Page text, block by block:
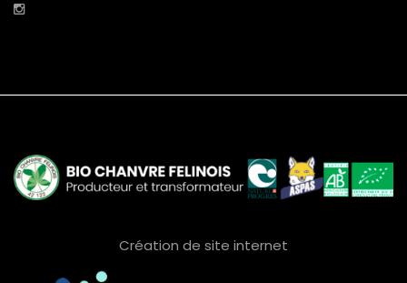
Création de site internet